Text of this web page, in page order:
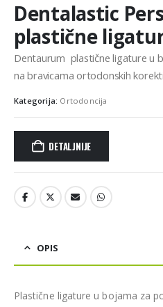
Dentalastic
plastične
Dentaurum plastične ligature u
na bravicama ortodonskih
Kategorija: Ortodoncija
DETALJNIJE
OPIS
Plastične ligature u bojama za